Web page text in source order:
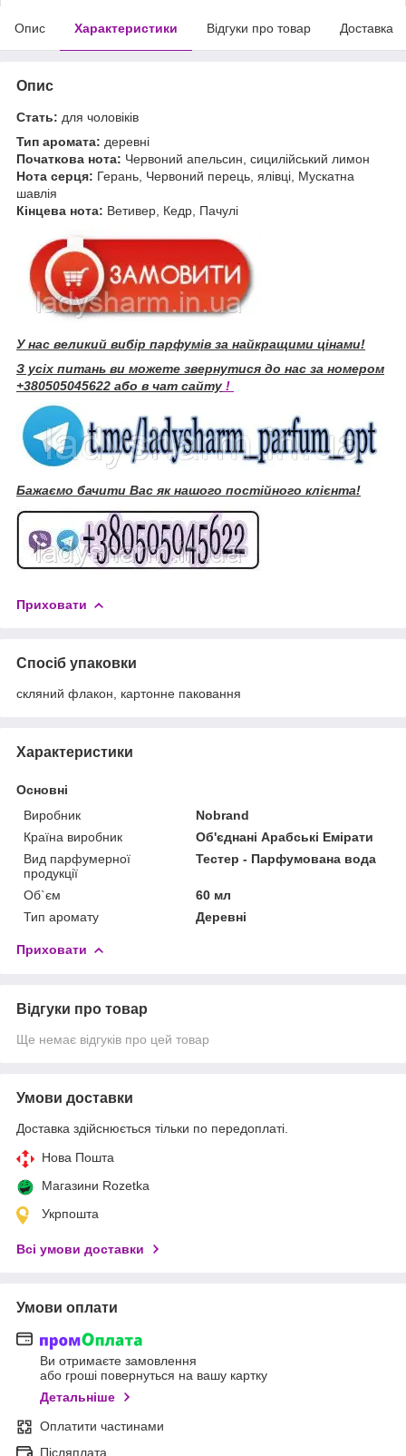
Опис Характеристики Відгуки про товар Доставка
Опис
Стать: для чоловіків
Тип аромата: деревні
Початкова нота: Червоний апельсин, сицилійський лимон
Нота серця: Герань, Червоний перець, ялівці, Мускатна
шавлія
Кінцева нота: Ветивер, Кедр, Пачулі
У нас великий вибір парфумів за найкращими цінами!
З усіх питань ви можете звернутися до нас за номером
+380505045622 або в чат сайту !
Бажаємо бачити Вас як нашого постійного клієнта!
Приховати
Спосіб упаковки
скляний флакон, картонне паковання
Характеристики
Основні
Виробник
Nobrand
Країна виробник
Об'єднані Арабські Емірати
Вид парфумерної
продукції
Тестер - Парфумована вода
Об`єм
60 мл
Тип аромату
Деревні
Приховати
Відгуки про товар
Ще немає відгуків про цей товар
Умови доставки
Доставка здійснюється тільки по передоплаті.
Нова Пошта
Магазини Rozetka
Укрпошта
Всі умови доставки
Умови оплати
Ви отримаєте замовлення
або гроші повернуться на вашу картку
Детальніше
Оплатити частинами
Післяплата